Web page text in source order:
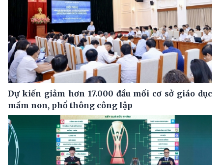
Dự kiến giảm hơn 17.000 đầu mối cơ sở giáo dục
mầm non, phổ thông công lập